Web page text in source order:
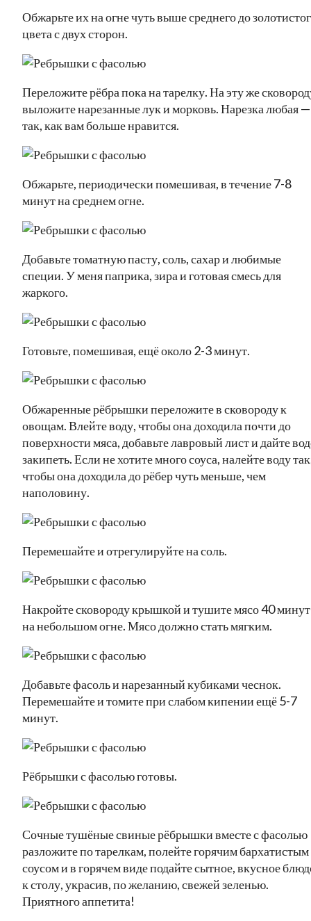
Обжарьте их на огне чуть выше среднего до
цвета с двух сторон.
Переложите рёбра пока на тарелку. На эту же
выложите нарезанные лук и морковь. Нарезка любая —
так, как вам больше нравится.
Обжарьте, периодически помешивая, в течение 7-8
минут на среднем огне.
Добавьте томатную пасту, соль, сахар и любимые
специи. У меня паприка, зира и готовая смесь для
жаркого.
Готовьте, помешивая, ещё около 2-3 минут.
Обжаренные рёбрышки переложите в сковороду к
овощам. Влейте воду, чтобы она доходила почти до
поверхности мяса, добавьте лавровый лист и дайте
закипеть. Если не хотите много соуса, налейте воду
чтобы она доходила до рёбер чуть меньше, чем
наполовину.
Перемешайте и отрегулируйте на соль.
Накройте сковороду крышкой и тушите мясо 40 минут
на небольшом огне. Мясо должно стать мягким.
Добавьте фасоль и нарезанный кубиками чеснок.
Перемешайте и томите при слабом кипении ещё 5-7
минут.
Рёбрышки с фасолью готовы.
Сочные тушёные свиные рёбрышки вместе с фасолью
разложите по тарелкам, полейте горячим бархатистым
соусом и в горячем виде подайте сытное, вкусное
к столу, украсив, по желанию, свежей зеленью.
Приятного аппетита!